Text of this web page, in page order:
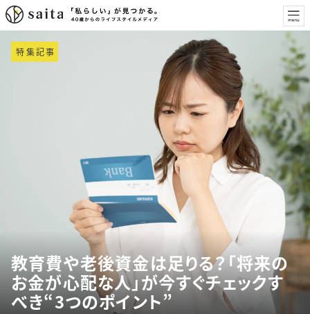
特集記事
教育費や老後資金は足りる？「将来の
お金が心配な人」が今すぐチェックす
べき“3つのポイント”